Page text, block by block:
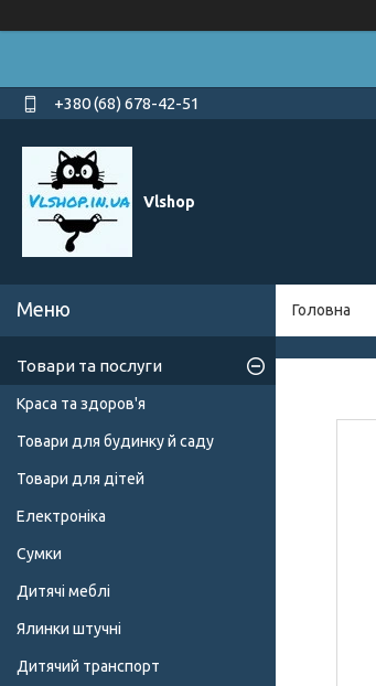
+380 (68) 678-42-51
Vlshop
Головна
Товари та послуги
Краса та здоров'я
Товари для будинку й саду
Товари для дітей
Електроніка
Сумки
Дитячі меблі
Ялинки штучні
Дитячий транспорт